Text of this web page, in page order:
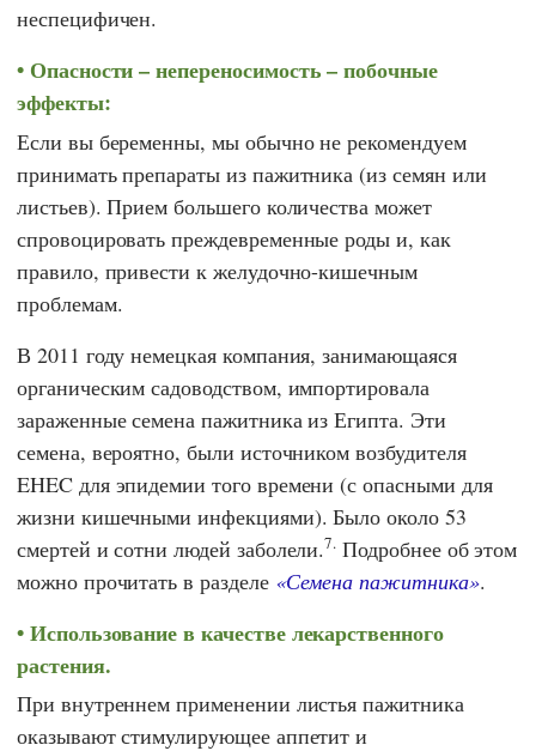
неспецифичен.
Опасности – непереносимость – побочные
эффекты:
Если вы беременны, мы обычно не рекомендуем
принимать препараты из пажитника (из семян или
листьев). Прием большего количества может
спровоцировать преждевременные роды и, как
правило, привести к желудочно-кишечным
проблемам.
В 2011 году немецкая компания, занимающаяся
органическим садоводством, импортировала
зараженные семена пажитника из Египта. Эти
семена, вероятно, были источником возбудителя
EHEC для эпидемии того времени (с опасными для
жизни кишечными инфекциями). Было около 53
смертей и сотни людей заболели.7. Подробнее об этом
можно прочитать в разделе «Семена пажитника».
Использование в качестве лекарственного
растения.
При внутреннем применении листья пажитника
оказывают стимулирующее аппетит и